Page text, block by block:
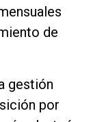
de
gestión
por